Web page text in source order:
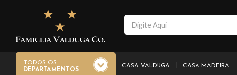
TODOS OS
DEPARTAMENTOS
CASA VALDUGA CASA MADEIRA